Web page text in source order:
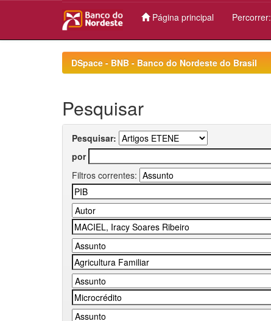
Página principal Percorrer:
DSpace - BNB - Banco do Nordeste do Brasil
Pesquisar
Pesquisar:
por
Filtros correntes: